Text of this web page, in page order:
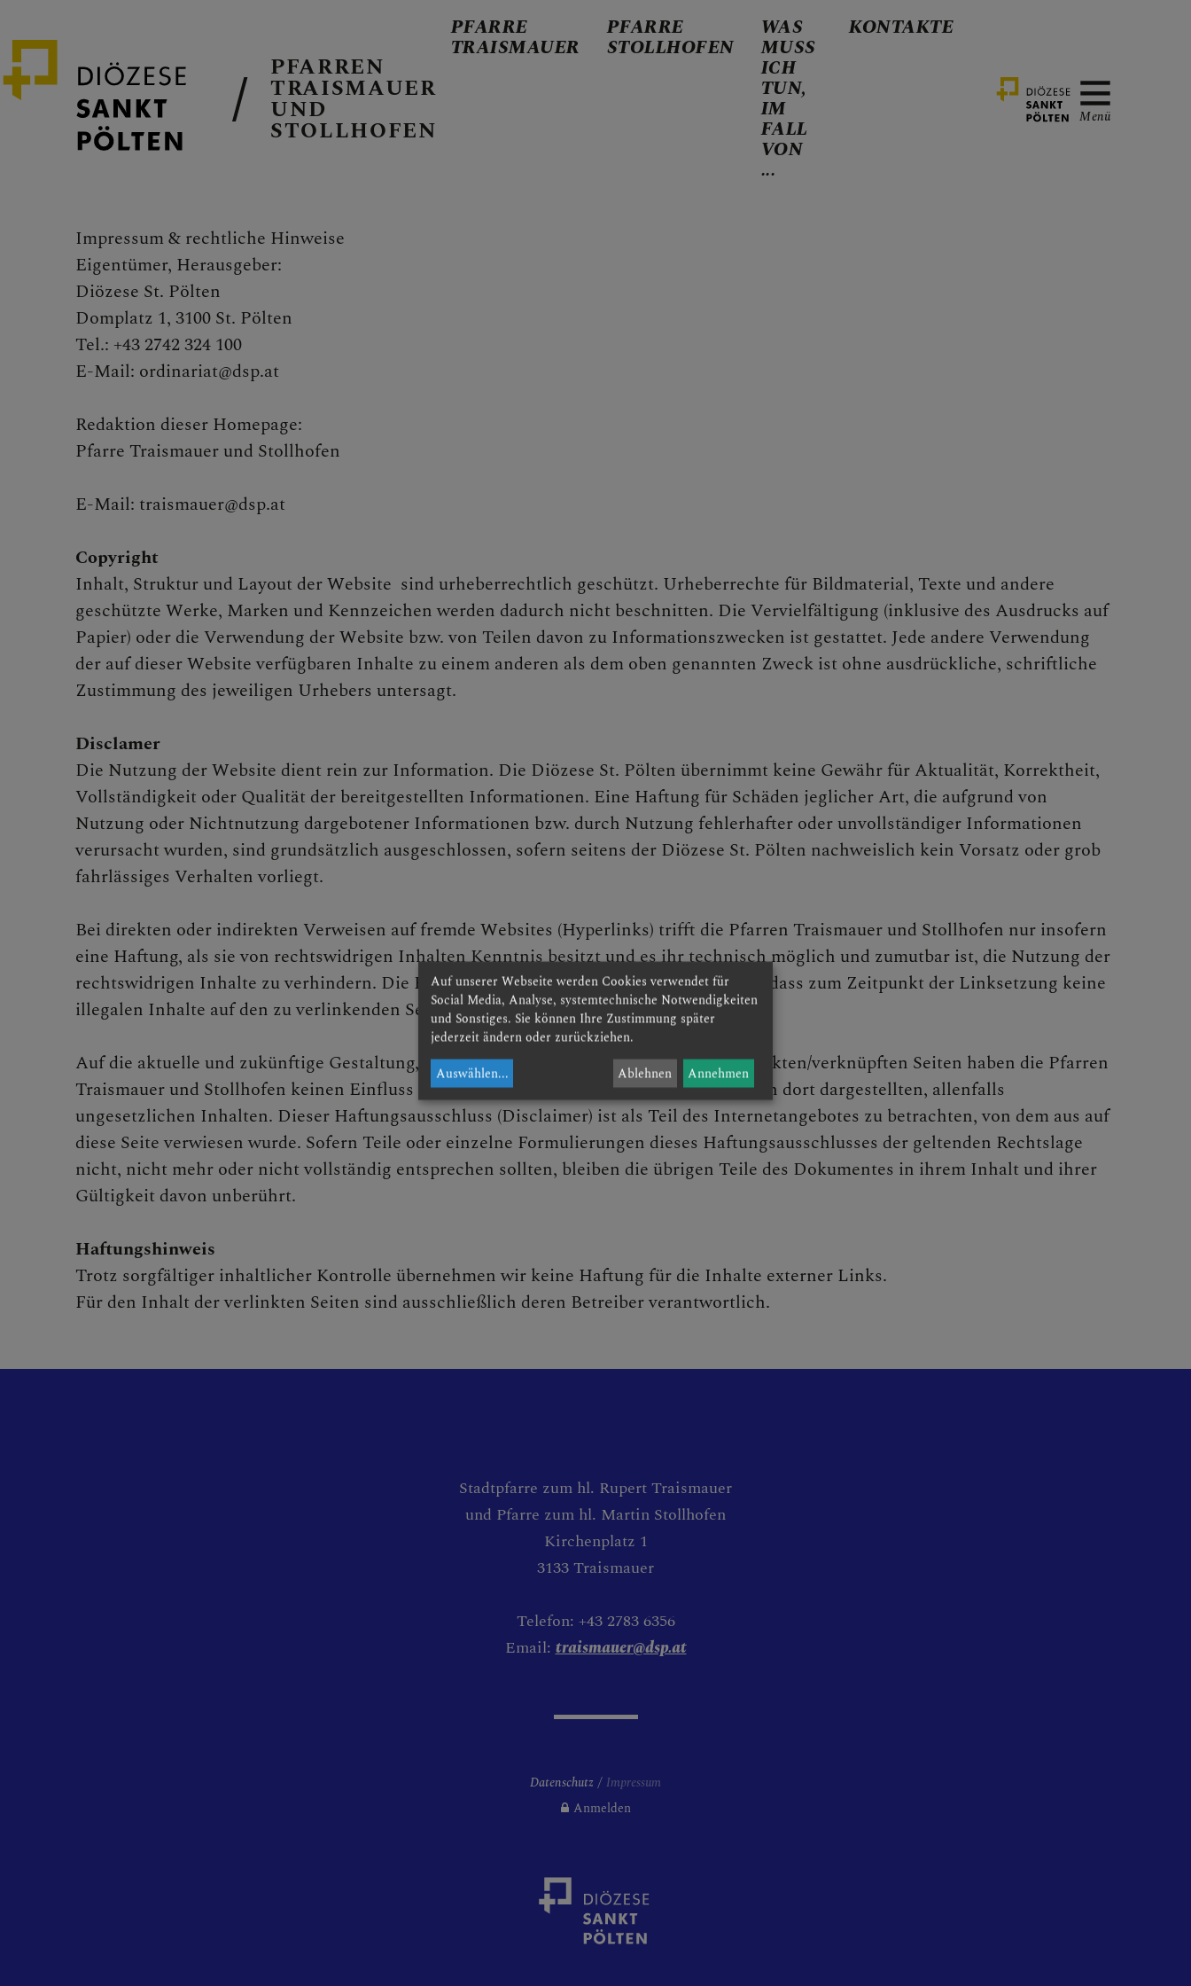
PFARRKIRCHEN
PFARRTEAM
GRUPPEN & RUNDEN
PFARRE STOLLHOFEN
KONTAKTE
PFARREN
TRAISMAUER
UND
STOLLHOFEN
PFARRE
TRAISMAUER
PFARRE
STOLLHOFEN
WAS
MUSS
ICH
TUN,
IM
FALL
VON
...
KONTAKTE
Menü
Impressum & rechtliche Hinweise
Eigentümer, Herausgeber:
Diözese St. Pölten
Domplatz 1, 3100 St. Pölten
Tel.: +43 2742 324 100
E-Mail: ordinariat@dsp.at
Redaktion dieser Homepage:
Pfarre Traismauer und Stollhofen
E-Mail: traismauer@dsp.at
Copyright
Inhalt, Struktur und Layout der Website sind urheberrechtlich geschützt. Urheberrechte für Bildmaterial, Texte und andere
geschützte Werke, Marken und Kennzeichen werden dadurch nicht beschnitten. Die Vervielfältigung (inklusive des Ausdrucks auf
Papier) oder die Verwendung der Website bzw. von Teilen davon zu Informationszwecken ist gestattet. Jede andere Verwendung
der auf dieser Website verfügbaren Inhalte zu einem anderen als dem oben genannten Zweck ist ohne ausdrückliche, schriftliche
Zustimmung des jeweiligen Urhebers untersagt.
Disclamer
Die Nutzung der Website dient rein zur Information. Die Diözese St. Pölten übernimmt keine Gewähr für Aktualität, Korrektheit,
Vollständigkeit oder Qualität der bereitgestellten Informationen. Eine Haftung für Schäden jeglicher Art, die aufgrund von
Nutzung oder Nichtnutzung dargebotener Informationen bzw. durch Nutzung fehlerhafter oder unvollständiger Informationen
verursacht wurden, sind grundsätzlich ausgeschlossen, sofern seitens der Diözese St. Pölten nachweislich kein Vorsatz oder grob
fahrlässiges Verhalten vorliegt.
Bei direkten oder indirekten Verweisen auf fremde Websites (Hyperlinks) trifft die Pfarren Traismauer und Stollhofen nur insofern
eine Haftung, als sie von rechtswidrigen Inhalten Kenntnis besitzt und es ihr technisch möglich und zumutbar ist, die Nutzung der
rechtswidrigen Inhalte zu verhindern. Die Pfarren Traismauer und Stollhofen erklären, dass zum Zeitpunkt der Linksetzung keine
illegalen Inhalte auf den zu verlinkenden Seiten erkennbar waren.
Auf die aktuelle und zukünftige Gestaltung, die Inhalte oder die Urheberschaft der gelinkten/verknüpften Seiten haben die Pfarren
Traismauer und Stollhofen keinen Einfluss und distanzieren sich daher ausdrücklich von dort dargestellten, allenfalls
ungesetzlichen Inhalten. Dieser Haftungsausschluss (Disclaimer) ist als Teil des Internetangebotes zu betrachten, von dem aus auf
diese Seite verwiesen wurde. Sofern Teile oder einzelne Formulierungen dieses Haftungsausschlusses der geltenden Rechtslage
nicht, nicht mehr oder nicht vollständig entsprechen sollten, bleiben die übrigen Teile des Dokumentes in ihrem Inhalt und ihrer
Gültigkeit davon unberührt.
Haftungshinweis
Trotz sorgfältiger inhaltlicher Kontrolle übernehmen wir keine Haftung für die Inhalte externer Links.
Für den Inhalt der verlinkten Seiten sind ausschließlich deren Betreiber verantwortlich.
Stadtpfarre zum hl. Rupert Traismauer
und Pfarre zum hl. Martin Stollhofen
Kirchenplatz 1
3133 Traismauer
Telefon: +43 2783 6356
Email:traismauer@dsp.at
Datenschutz
Impressum
Anmelden
Auf unserer Webseite werden Cookies verwendet für
Social Media, Analyse, systemtechnische Notwendigkeiten
und Sonstiges. Sie können Ihre Zustimmung später
jederzeit ändern oder zurückziehen.
Auswählen... Ablehnen Annehmen